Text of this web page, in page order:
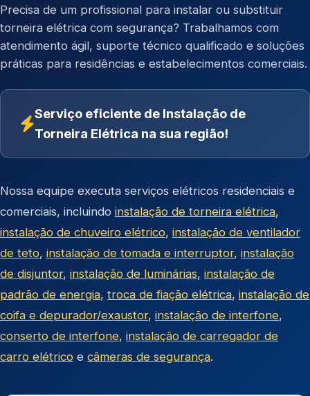
Precisa de um profissional para instalar ou substituir
torneira elétrica com segurança? Trabalhamos com
atendimento ágil, suporte técnico qualificado e soluções
práticas para residências e estabelecimentos comerciais.
Serviço eficiente de Instalação de
Torneira Elétrica na sua região!
Nossa equipe executa serviços elétricos residenciais e
comerciais, incluindo instalação de torneira elétrica,
instalação de chuveiro elétrico, instalação de ventilador
de teto, instalação de tomada e interruptor, instalação
de disjuntor, instalação de luminárias, instalação de
padrão de energia, troca de fiação elétrica, instalação de
coifa e depurador/exaustor, instalação de interfone,
conserto de interfone, instalação de carregador de
carro elétrico e câmeras de segurança.